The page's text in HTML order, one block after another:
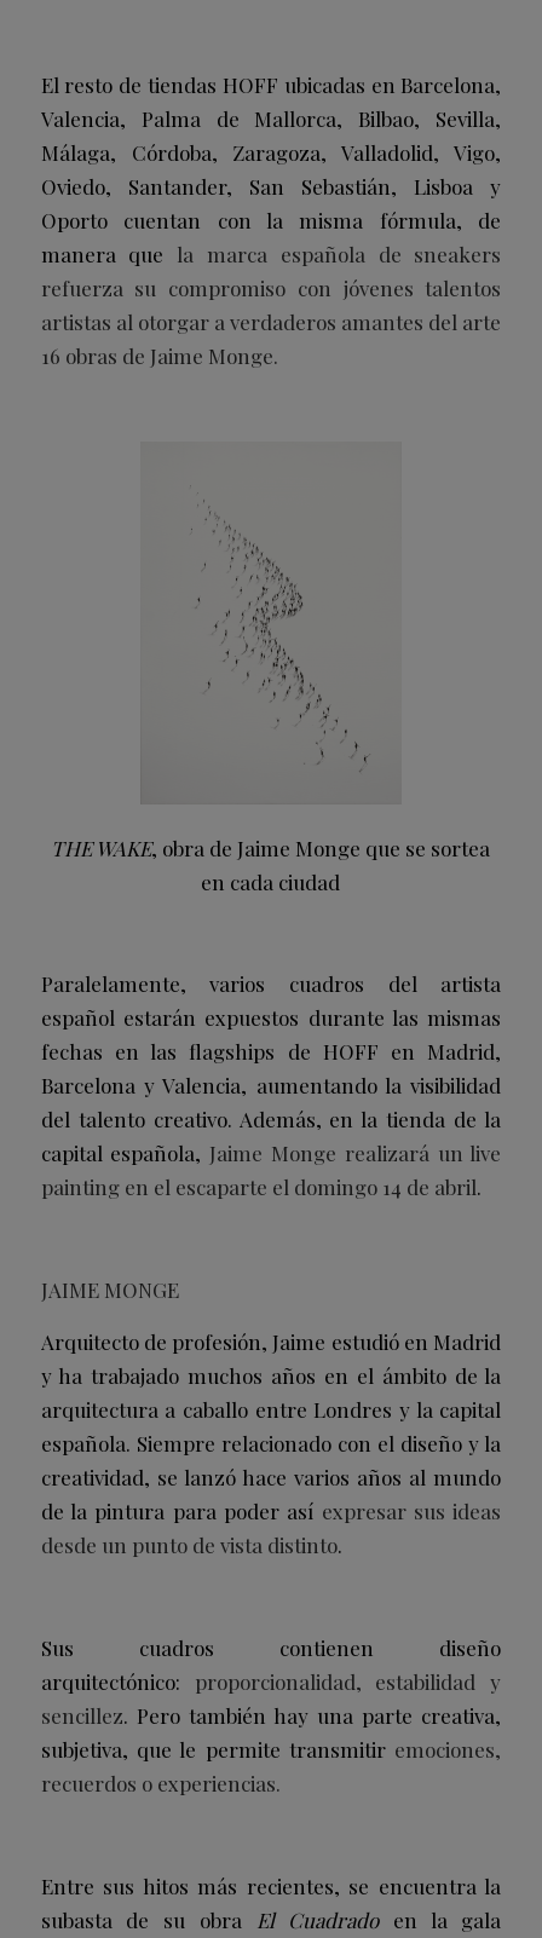
El resto de tiendas HOFF ubicadas en Barcelona,
Valencia, Palma de Mallorca, Bilbao, Sevilla,
Málaga, Córdoba, Zaragoza, Valladolid, Vigo,
Oviedo, Santander, San Sebastián, Lisboa y
Oporto cuentan con la misma fórmula, de
manera que la marca española de sneakers
refuerza su compromiso con jóvenes talentos
artistas al otorgar a verdaderos amantes del arte
16 obras de Jaime Monge.
THE WAKE, obra de Jaime Monge que se sortea
en cada ciudad
Paralelamente, varios cuadros del artista
español estarán expuestos durante las mismas
fechas en las flagships de HOFF en Madrid,
Barcelona y Valencia, aumentando la visibilidad
del talento creativo. Además, en la tienda de la
capital española, Jaime Monge realizará un live
painting en el escaparte el domingo 14 de abril.
JAIME MONGE
Arquitecto de profesión, Jaime estudió en Madrid
y ha trabajado muchos años en el ámbito de la
arquitectura a caballo entre Londres y la capital
española. Siempre relacionado con el diseño y la
creatividad, se lanzó hace varios años al mundo
de la pintura para poder así expresar sus ideas
desde un punto de vista distinto.
Sus cuadros contienen diseño
arquitectónico: proporcionalidad, estabilidad y
sencillez. Pero también hay una parte creativa,
subjetiva, que le permite transmitir emociones,
recuerdos o experiencias.
Entre sus hitos más recientes, se encuentra la
subasta de su obra
El Cuadradoen la gala